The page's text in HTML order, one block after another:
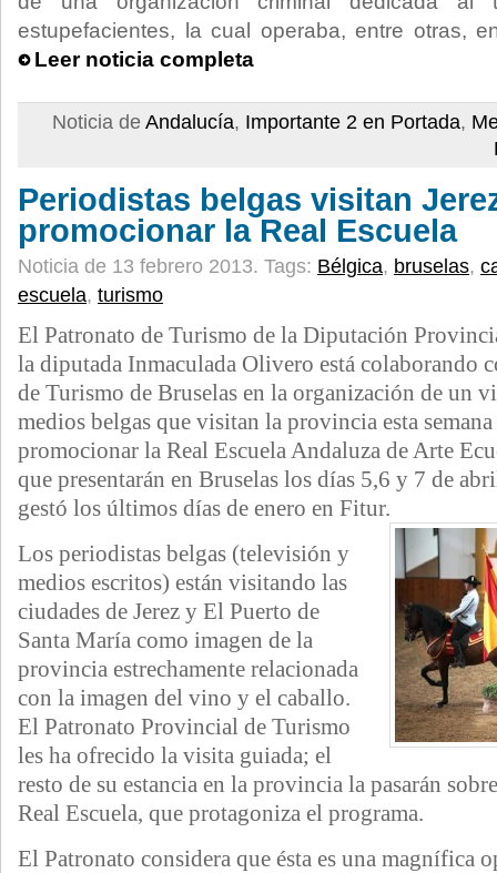
estupefacientes, la cual operaba, entre otras,
Leer noticia completa
Noticia de Andalucía, Importante 2 en Portada,
Periodistas belgas visitan
promocionar la Real Escuela
Noticia de 13 febrero 2013. Tags: Bélgica, bruselas,
escuela, turismo
El Patronato de Turismo de la Diputación
la diputada Inmaculada Olivero está colaborando
de Turismo de Bruselas en la organización de un
medios belgas que visitan la provincia esta
promocionar la Real Escuela Andaluza de Arte
que presentarán en Bruselas los días 5,6 y 7 de
gestó los últimos días de enero en Fitur.
Los periodistas belgas (televisión y
medios escritos) están visitando las
ciudades de Jerez y El Puerto de
Santa María como imagen de la
provincia estrechamente relacionada
con la imagen del vino y el caballo.
El Patronato Provincial de Turismo
les ha ofrecido la visita guiada; el
resto de su estancia en la provincia la pasarán
Real Escuela, que protagoniza el programa.
El Patronato considera que ésta es una magnífica